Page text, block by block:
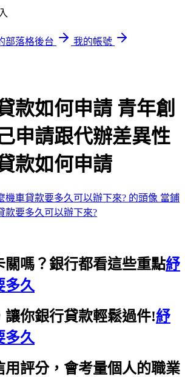
部落格後台
我的帳號
款如何申請 青年創
申請跟代辦差異性
款如何申請
當鋪
款要多久可以辦下來?
關嗎？銀行都看這些重點紓
多久
讓你銀行貸款輕鬆過件!紓
多久
用評分，會考量個人的職業